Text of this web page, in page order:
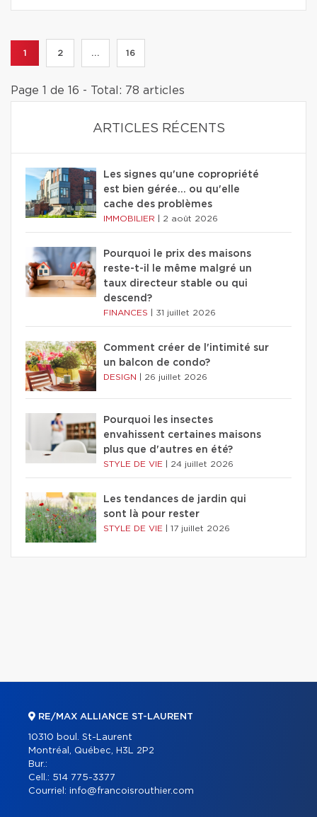
1 2 ... 16
Page 1 de 16 - Total: 78 articles
ARTICLES RÉCENTS
Les signes qu'une copropriété
est bien gérée… ou qu'elle
cache des problèmes
IMMOBILIER 2 août 2026
Pourquoi le prix des maisons
reste-t-il le même malgré un
taux directeur stable ou qui
descend?
FINANCES 31 juillet 2026
Comment créer de l'intimité sur
un balcon de condo?
DESIGN 26 juillet 2026
Pourquoi les insectes
envahissent certaines maisons
plus que d'autres en été?
STYLE DE VIE 24 juillet 2026
Les tendances de jardin qui
sont là pour rester
STYLE DE VIE 17 juillet 2026
RE/MAX ALLIANCE ST-LAURENT
10310 boul. St-Laurent
Montréal, Québec, H3L 2P2
Bur.:
Cell.: 514 775-3377
Courriel: info@francoisrouthier.com